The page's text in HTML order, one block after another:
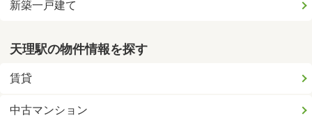
新築一戸建て
天理駅の物件情報を探す
賃貸
中古マンション